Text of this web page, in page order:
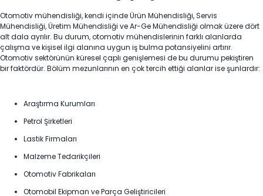
Otomotiv mühendisliği, kendi içinde Ürün Mühendisliği, Servis
Mühendisliği, Üretim Mühendisliği ve Ar-Ge Mühendisliği olmak üzere dört
alt dala ayrılır. Bu durum, otomotiv mühendislerinin farklı alanlarda
çalışma ve kişisel ilgi alanına uygun iş bulma potansiyelini artırır.
Otomotiv sektörünün küresel çaplı genişlemesi de bu durumu pekiştiren
bir faktördür. Bölüm mezunlarının en çok tercih ettiği alanlar ise şunlardır:
Araştırma Kurumları
Petrol Şirketleri
Lastik Firmaları
Malzeme Tedarikçileri
Otomotiv Fabrikaları
Otomobil Ekipman ve Parça Geliştiricileri